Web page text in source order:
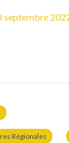
septembre
Régionales